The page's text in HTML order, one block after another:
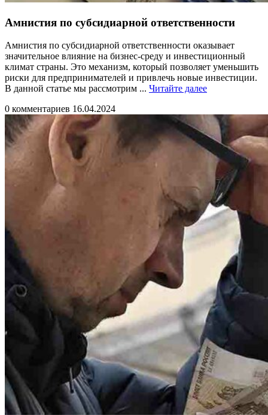
Амнистия по субсидиарной ответственности
Амнистия по субсидиарной ответственности оказывает
значительное влияние на бизнес-среду и инвестиционный
климат страны. Это механизм, который позволяет уменьшить
риски для предпринимателей и привлечь новые инвестиции.
В данной статье мы рассмотрим ... Читайте далееЧитайте
0 комментариев 16.04.2024